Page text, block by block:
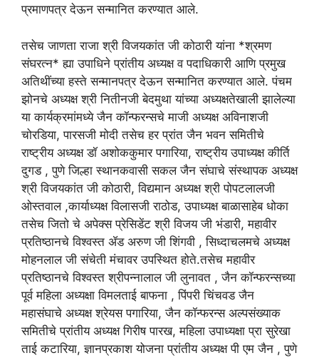
प्रमाणपत्र देऊन सन्मानित करण्यात आले.
तसेच जाणता राजा श्री विजयकांत जी कोठारी यांना *श्रमण
संघरत्न* ह्या उपाधिने प्रांतीय अध्यक्ष व पदाधिकारी आणि प्रमुख
अतिथींच्या हस्ते सन्मानपत्र देऊन सन्मानित करण्यात आले. पंचम
झोनचे अध्यक्ष श्री नितीनजी बेदमुथा यांच्या अध्यक्षतेखाली झालेल्या
या कार्यक्रमांमध्ये जैन कॉन्फरन्सचे माजी अध्यक्ष अविनाशजी
चोरडिया, पारसजी मोदी तसेच हर प्रांत जैन भवन समितीचे
राष्ट्रीय अध्यक्ष डॉ अशोककुमार पगारिया, राष्ट्रीय उपाध्यक्ष कीर्ति
दुगड , पुणे जिल्हा स्थानकवासी सकल जैन संघाचे संस्थापक अध्यक्ष
श्री विजयकांत जी कोठारी, विद्यमान अध्यक्ष श्री पोपटलालजी
ओस्तवाल ,कार्याध्यक्ष विलासजी राठोड, उपाध्यक्ष बाळासाहेब धोका
तसेच जितो चे अपेक्स प्रेसिडेंट श्री विजय जी भंडारी, महावीर
प्रतिष्ठानचे विश्वस्त ॲड अरुण जी शिंगवी , सिध्दाचलमचे अध्यक्ष
मोहनलाल जी संचेती मंचावर उपस्थित होते.तसेच महावीर
प्रतिष्ठानचे विश्वस्त श्रीपन्नालाल जी लुनावत , जैन कॉन्फरन्सच्या
पूर्व महिला अध्यक्षा विमलताई बाफना , पिंपरी चिंचवड जैन
महासंघाचे अध्यक्ष श्रेयस पगारिया, जैन कॉन्फरन्स अल्पसंख्याक
समितीचे प्रांतीय अध्यक्ष गिरीष पारख, महिला उपाध्यक्षा प्रा सुरेखा
ताई कटारिया, ज्ञानप्रकाश योजना प्रांतीय अध्यक्ष पी एम जैन , पुणे